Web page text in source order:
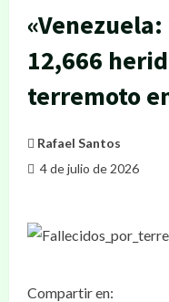
12,666
terremoto
Rafael Santos
4 de julio de 2026
Compartir en: